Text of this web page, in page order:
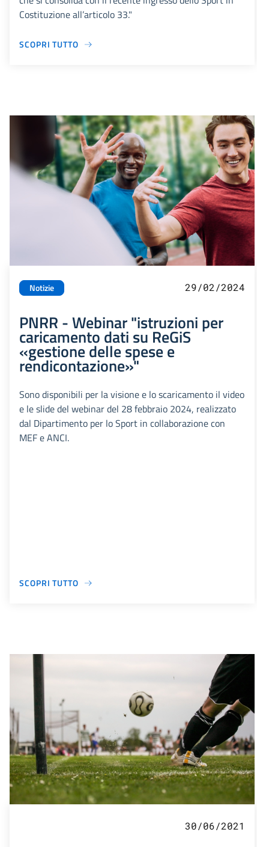
Costituzione all’articolo 33."
SCOPRI TUTTO
Notizie 29/02/2024
PNRR - Webinar "istruzioni per
caricamento dati su ReGiS
«gestione delle spese e
rendicontazione»"
Sono disponibili per la visione e lo scaricamento il video
e le slide del webinar del 28 febbraio 2024, realizzato
dal Dipartimento per lo Sport in collaborazione con
MEF e ANCI.
SCOPRI TUTTO
30/06/2021